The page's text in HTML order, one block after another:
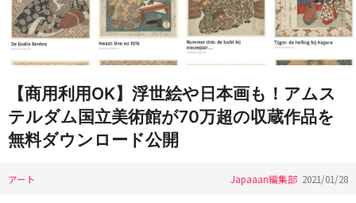
【商用利用OK】浮世絵や日本画も！アムス
テルダム国立美術館が70万超の収蔵作品を
無料ダウンロード公開
アート Japaaan編集部 2021/01/28